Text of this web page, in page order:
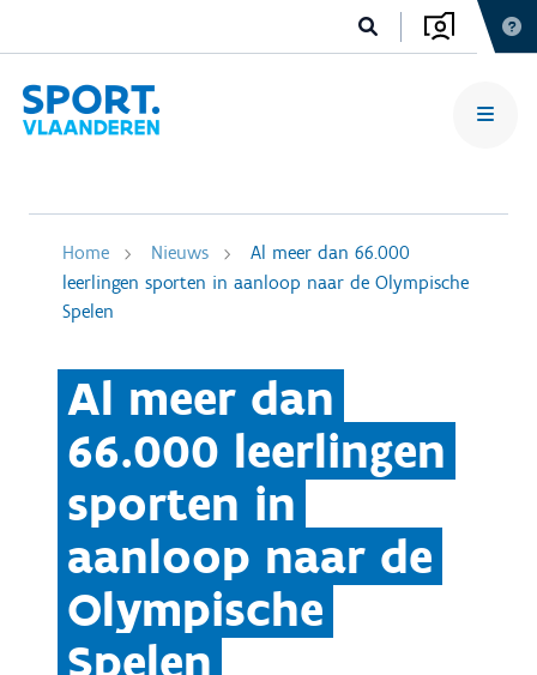
Home Nieuws
Al meer dan 66.000
leerlingen sporten in aanloop naar de Olympische
Spelen
Al meer dan
66.000 leerlingen
sporten in
aanloop naar de
Olympische
Spelen